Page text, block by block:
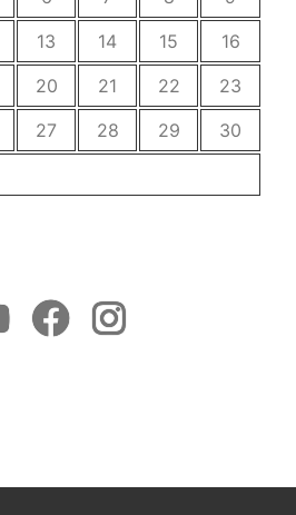
13 14 15
16
20 21 22
23
27 28 29
30
Youtube FacebookInstagram